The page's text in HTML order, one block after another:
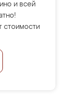
и всей
стоимости